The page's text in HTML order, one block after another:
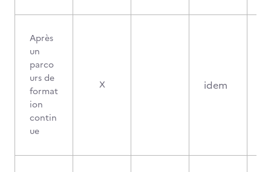
Après
un
parco
urs de
format
ion
contin
ue
X idem